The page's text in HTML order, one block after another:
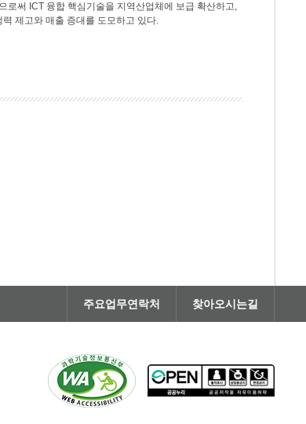
로써 ICT 융합 핵심기술을 지역산업체에 보급 확산하고,
제고와 매출 증대를 도모하고 있다.
주요업무연락처 찾아오시는길